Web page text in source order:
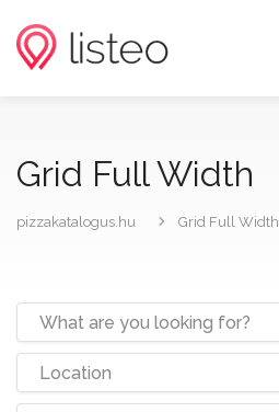
Grid Full Width
pizzakatalogus.hu Grid Full Width